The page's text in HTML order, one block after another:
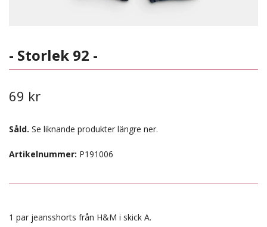
- Storlek 92 -
69 kr
Såld. Se liknande produkter längre ner.
Artikelnummer: P191006
1 par jeansshorts från H&M i skick A.